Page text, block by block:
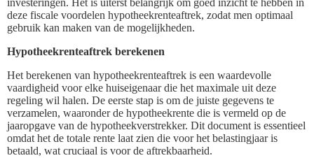
investeringen. Het is uiterst belangrijk om goed inzicht te hebben in
deze fiscale voordelen hypotheekrenteaftrek, zodat men optimaal
gebruik kan maken van de mogelijkheden.
Hypotheekrenteaftrek berekenen
Het berekenen van hypotheekrenteaftrek is een waardevolle
vaardigheid voor elke huiseigenaar die het maximale uit deze
regeling wil halen. De eerste stap is om de juiste gegevens te
verzamelen, waaronder de hypotheekrente die is vermeld op de
jaaropgave van de hypotheekverstrekker. Dit document is essentieel
omdat het de totale rente laat zien die voor het belastingjaar is
betaald, wat cruciaal is voor de aftrekbaarheid.